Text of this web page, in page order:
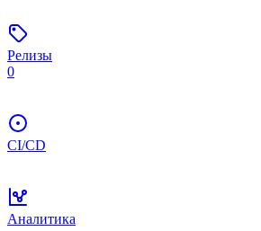
Релизы
0
CI/CD
Аналитика